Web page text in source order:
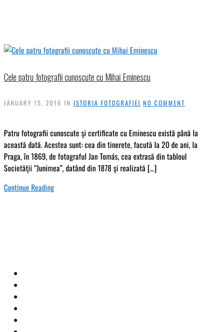
Cele patru fotografii cunoscute cu Mihai Eminescu
JANUARY 15, 2016 IN ISTORIA FOTOGRAFIEI NO COMMENT
Patru fotografii cunoscute şi certificate cu Eminescu există până la
această dată. Acestea sunt: cea din tinerete, facută la 20 de ani, la
Praga, în 1869, de fotograful Jan Tomás, cea extrasă din tabloul
Societăţii “Junimea”, datând din 1878 şi realizată […]
Continue Reading